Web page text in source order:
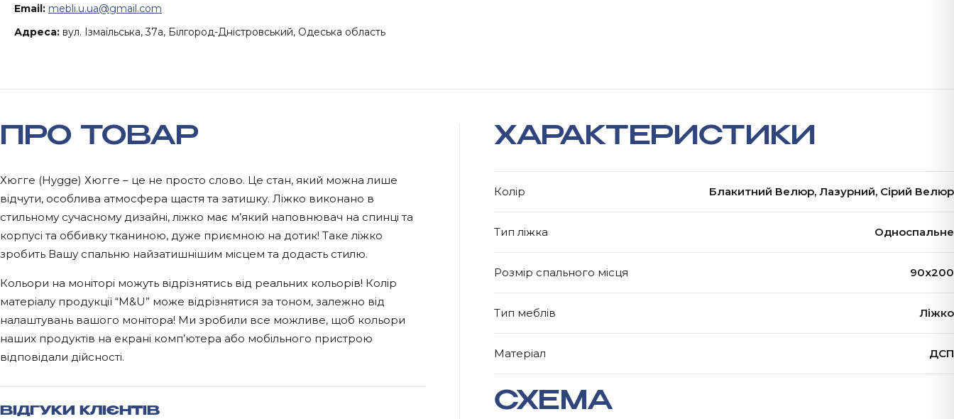
Email: mebli.u.ua@gmail.com
Адреса: вул. Ізмаїльська, 37а, Білгород-Дністровський, Одеська область
ПРО ТОВАР
Хюгге (Hygge) Хюгге – це не просто слово. Це стан, який можна лише
відчути, особлива атмосфера щастя та затишку. Ліжко виконано в
стильному сучасному дизайні, ліжко має м’який наповнювач на спинці та
корпусі та оббивку тканиною, дуже приємною на дотик! Таке ліжко
зробить Вашу спальню найзатишнішим місцем та додасть стилю.
Кольори на моніторі можуть відрізнятись від реальних кольорів! Колір
матеріалу продукції “M&U” може відрізнятися за тоном, залежно від
налаштувань вашого монітора! Ми зробили все можливе, щоб кольори
наших продуктів на екрані комп’ютера або мобільного пристрою
відповідали дійсності.
ВІДГУКИ КЛІЄНТІВ
ХАРАКТЕРИСТИКИ
Колір Блакитний Велюр, Лазурний, Сірий Велюр
Тип ліжка Односпальне
Розмір спального місця 90х200
Тип меблів Ліжко
Матеріал ДСП
СХЕМА